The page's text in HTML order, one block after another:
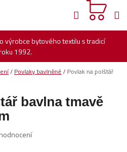
výrobce bytového textilu s tradicí
1992.
Hledat
/ Povlaky bavlněné / Povlak na polštář
bavlna tmavě